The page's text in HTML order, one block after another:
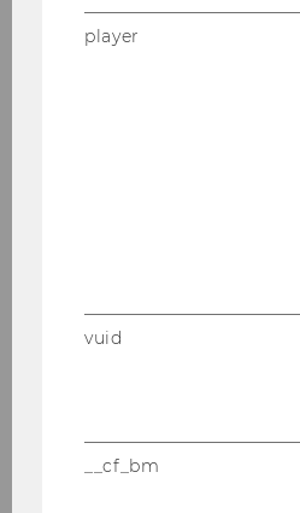
Regulatory
Gugler, No. 0952)
Research Seminar
Competition
Research
player
vuid
__cf_bm